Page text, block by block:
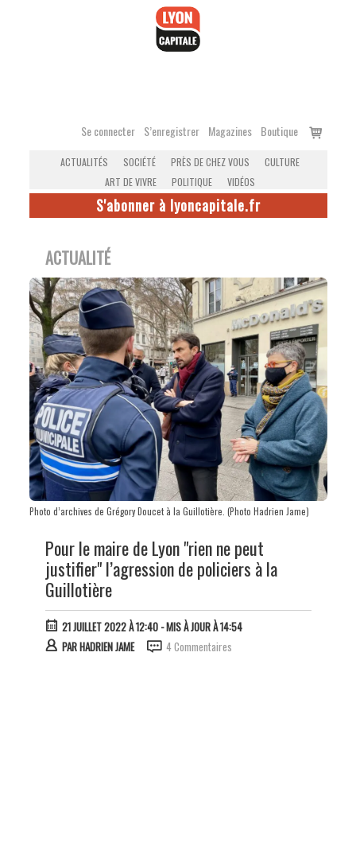
Se connecter S’enregistrer Magazines Boutique
Voir
ACTUALITÉS SOCIÉTÉ PRÈS DE CHEZ VOUS
CULTURE
ART DE VIVRE
POLITIQUE VIDÉOS
S'abonner à lyoncapitale.fr
ACTUALITÉ
Photo d’archives de Grégory Doucet à la Guillotière. (Photo Hadrien Jame)
Pour le maire de Lyon "rien ne peut
justifier" l’agression de policiers à la
Guillotière
21 JUILLET 2022 À 12:40- MIS À JOUR À 14:54
PARHADRIEN JAME 4 Commentaires